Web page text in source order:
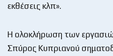
εκθέσεις κλπ».
Η ολοκλήρωση των
Σπύρος Κυπριανού